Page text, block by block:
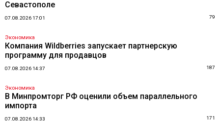
Севастополе
07.08.2026 17:01 79
Экономика
Компания Wildberries запускает партнерскую
программу для продавцов
07.08.2026 14:37 187
Экономика
В Минпромторг РФ оценили объем параллельного
импорта
07.08.2026 14:33 171